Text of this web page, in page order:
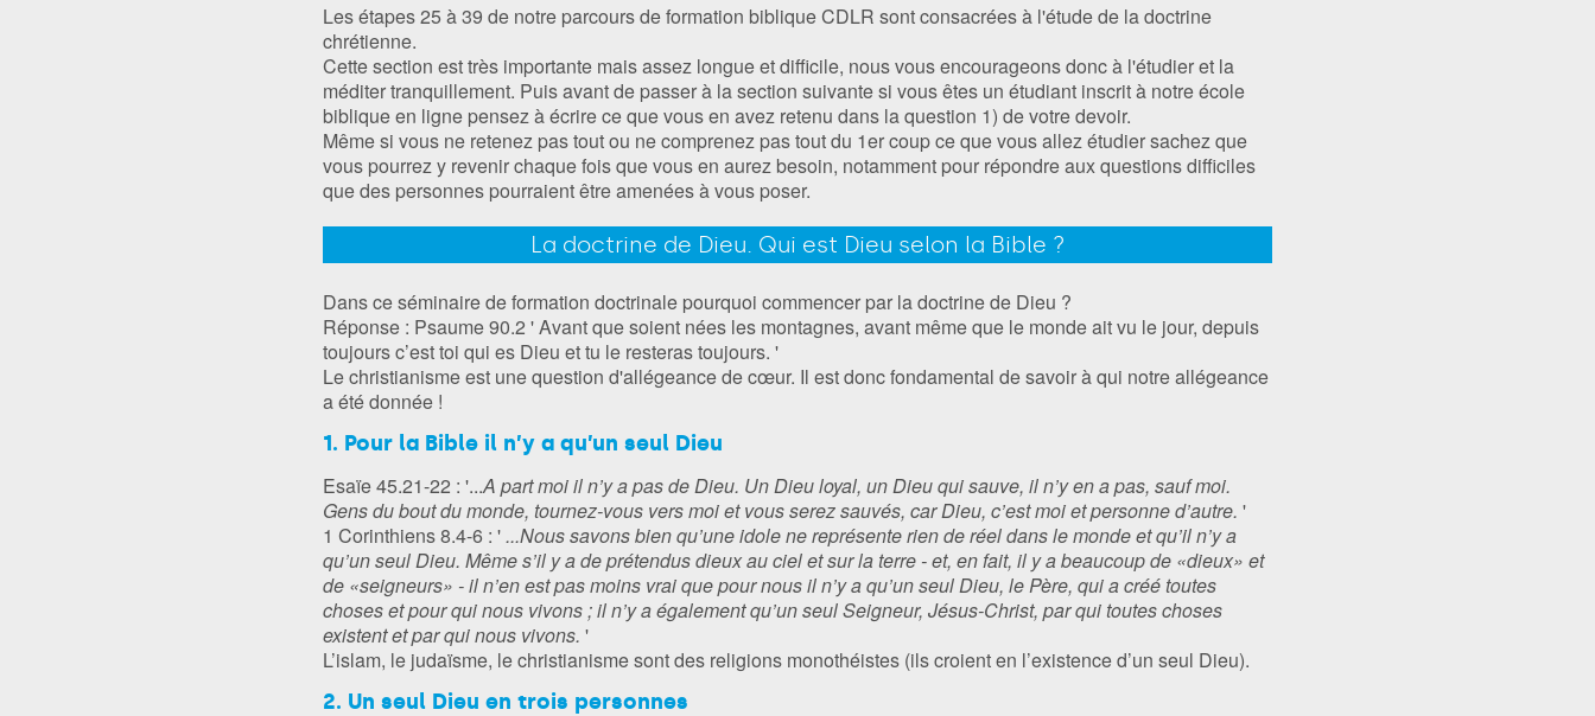
Les étapes 25 à 39 de notre parcours de formation biblique CDLR sont consacrées à l'étude de la doctrine
chrétienne.
Cette section est très importante mais assez longue et difficile, nous vous encourageons donc à l'étudier et la
méditer tranquillement. Puis avant de passer à la section suivante si vous êtes un étudiant inscrit à notre école
biblique en ligne pensez à écrire ce que vous en avez retenu dans la question 1) de votre devoir.
Même si vous ne retenez pas tout ou ne comprenez pas tout du 1er coup ce que vous allez étudier sachez que
vous pourrez y revenir chaque fois que vous en aurez besoin, notamment pour répondre aux questions difficiles
que des personnes pourraient être amenées à vous poser.
La doctrine de Dieu. Qui est Dieu selon la Bible ?
Dans ce séminaire de formation doctrinale pourquoi commencer par la doctrine de Dieu ?
Réponse : Psaume 90.2 ' Avant que soient nées les montagnes, avant même que le monde ait vu le jour, depuis
toujours c’est toi qui es Dieu et tu le resteras toujours. '
Le christianisme est une question d'allégeance de cœur. Il est donc fondamental de savoir à qui notre allégeance
a été donnée !
1. Pour la Bible il n’y a qu’un seul Dieu
Esaïe 45.21-22 : '...A part moi il n’y a pas de Dieu. Un Dieu loyal, un Dieu qui sauve, il n’y en a pas, sauf moi.
Gens du bout du monde, tournez-vous vers moi et vous serez sauvés, car Dieu, c’est moi et personne d’autre. '
1 Corinthiens 8.4-6 : '...Nous savons bien qu’une idole ne représente rien de réel dans le monde et qu’il n’y a
qu’un seul Dieu. Même s’il y a de prétendus dieux au ciel et sur la terre - et, en fait, il y a beaucoup de «dieux» et
de «seigneurs» - il n’en est pas moins vrai que pour nous il n’y a qu’un seul Dieu, le Père, qui a créé toutes
choses et pour qui nous vivons ; il n’y a également qu’un seul Seigneur, Jésus-Christ, par qui toutes choses
existent et par qui nous vivons. '
L’islam, le judaïsme, le christianisme sont des religions monothéistes (ils croient en l’existence d’un seul Dieu).
2. Un seul Dieu en trois personnes